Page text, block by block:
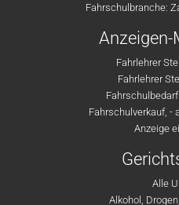
Fahrschulbranche:
Fahrlehrer
Fahrlehrer
Fahrschulverkauf, -
Anzeige
Alle
Alkohol,